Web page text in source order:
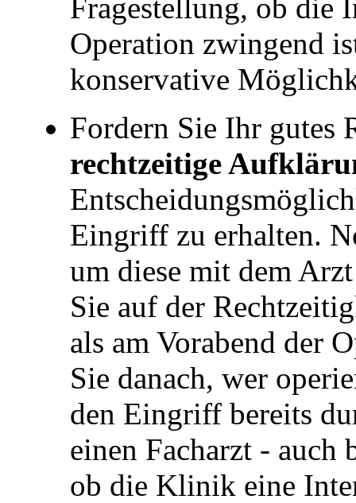
Fragestellung, ob die
Operation zwingend
konservative
Fordern Sie Ihr gutes
rechtzeitige
Eingriff zu erhalten.
um diese mit dem
Sie auf der
als am Vorabend der
Sie danach, wer
den Eingriff bereits
einen Facharzt - auch
ob die Klinik eine